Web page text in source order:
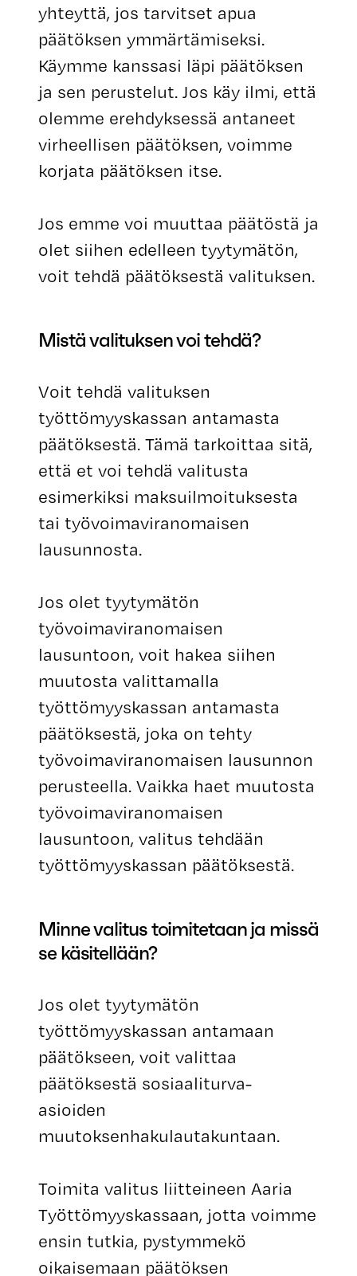
yhteyttä, jos tarvitset apua
päätöksen ymmärtämiseksi.
Käymme kanssasi läpi päätöksen
ja sen perustelut. Jos käy ilmi, että
olemme erehdyksessä antaneet
virheellisen päätöksen, voimme
korjata päätöksen itse.
Jos emme voi muuttaa päätöstä ja
olet siihen edelleen tyytymätön,
voit tehdä päätöksestä valituksen.
Mistä valituksen voi tehdä?
Voit tehdä valituksen
työttömyyskassan antamasta
päätöksestä. Tämä tarkoittaa sitä,
että et voi tehdä valitusta
esimerkiksi maksuilmoituksesta
tai työvoimaviranomaisen
lausunnosta.
Jos olet tyytymätön
työvoimaviranomaisen
lausuntoon, voit hakea siihen
muutosta valittamalla
työttömyyskassan antamasta
päätöksestä, joka on tehty
työvoimaviranomaisen lausunnon
perusteella. Vaikka haet muutosta
työvoimaviranomaisen
lausuntoon, valitus tehdään
työttömyyskassan päätöksestä.
Minne valitus toimitetaan ja missä
se käsitellään?
Jos olet tyytymätön
työttömyyskassan antamaan
päätökseen, voit valittaa
päätöksestä sosiaaliturva-
asioiden
muutoksenhakulautakuntaan.
Toimita valitus liitteineen Aaria
Työttömyyskassaan, jotta voimme
ensin tutkia, pystymmekö
oikaisemaan päätöksen